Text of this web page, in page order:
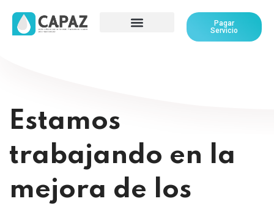
Pagar
Servicio
Estamos
trabajando en la
mejora de los